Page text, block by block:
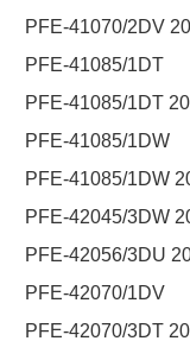
PFE-41070/2DV 20
PFE-41085/1DT
PFE-41085/1DT 20
PFE-41085/1DW
PFE-41085/1DW
PFE-42045/3DW
PFE-42056/3DU
PFE-42070/1DV
PFE-42070/3DT 20